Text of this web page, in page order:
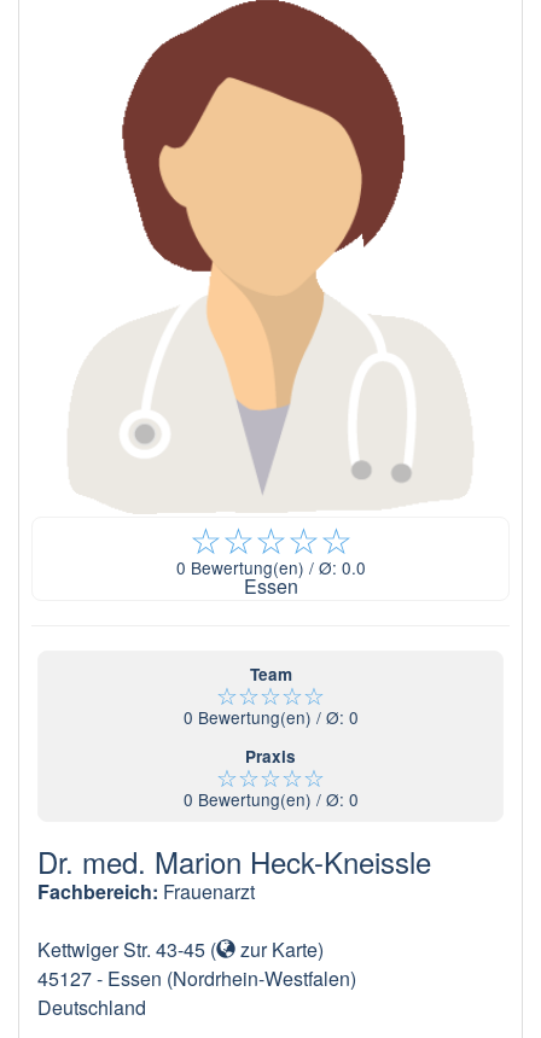
☆☆☆☆☆
0 Bewertung(en) / Ø: 0.0
Essen
Team
☆☆☆☆☆
0 Bewertung(en) / Ø: 0
Praxis
☆☆☆☆☆
0 Bewertung(en) / Ø: 0
Dr. med. Marion Heck-Kneissle
Fachbereich: Frauenarzt
Kettwiger Str. 43-45 ( zur Karte)
45127- Essen (Nordrhein-Westfalen)
Deutschland